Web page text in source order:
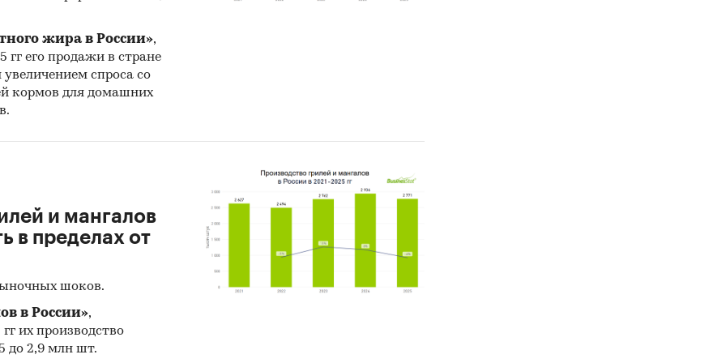
союз ЕАЭС
BusinesStat:
торговли лабораторными центрифугами
Медицинское оборудование
Лабораторное
жира в России»,
гг его продажи в стране
спроса со
кормов для домашних
и мангалов
в пределах от
шоков.
в России»,
их производство
до 2,9 млн шт.